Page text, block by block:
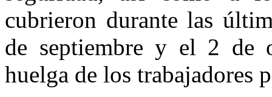
cubrieron durante las
de septiembre y el 2 de
huelga de los trabajadores